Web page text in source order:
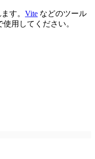
す。 Vite などのツール
用してください。